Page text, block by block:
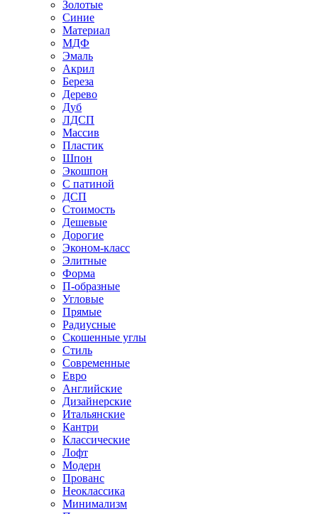
Золотые
Синие
Материал
МДФ
Эмаль
Акрил
Береза
Дерево
Дуб
ЛДСП
Массив
Пластик
Шпон
Экошпон
С патиной
ДСП
Стоимость
Дешевые
Дорогие
Эконом-класс
Элитные
Форма
П-образные
Угловые
Прямые
Радиусные
Скошенные углы
Стиль
Современные
Евро
Английские
Дизайнерские
Итальянские
Кантри
Классические
Лофт
Модерн
Прованс
Неоклассика
Минимализм